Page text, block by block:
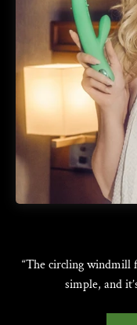
“The circling windmill
simple, and